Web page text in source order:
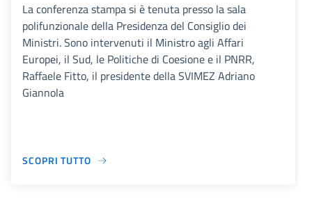
La conferenza stampa si è tenuta presso la sala
polifunzionale della Presidenza del Consiglio dei
Ministri. Sono intervenuti il Ministro agli Affari
Europei, il Sud, le Politiche di Coesione e il PNRR,
Raffaele Fitto, il presidente della SVIMEZ Adriano
Giannola
SCOPRI TUTTO